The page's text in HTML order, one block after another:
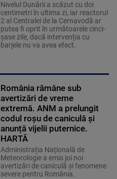
Nivelul Dunării a scăzut cu doi
centimetri în ultima zi, iar reactorul
2 al Centralei de la Cernavodă ar
putea fi oprit în următoarele cinci-
șase zile, dacă intervenția cu
barjele nu va avea efect.
România rămâne sub
avertizări de vreme
extremă. ANM a prelungit
codul roșu de caniculă și
anunță vijelii puternice.
HARTĂ
Administrația Națională de
Meteorologie a emis joi noi
avertizări de caniculă și fenomene
severe pentru România.